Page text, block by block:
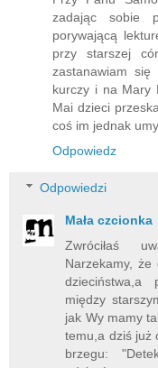
zadając sobie
porywającą
przy starszej
zastanawiam się
kurczy i na Mary
Mai dzieci
coś im jednak
Odpowiedz
Odpowiedzi
Mała czcionka
Zwróciłaś
Narzekamy,
między
jak Wy mamy
temu,a dziś już
brzegu: